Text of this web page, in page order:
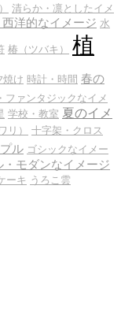
清らか・凛としたイメ
洋的なイメージ 水
椿（ツバキ）
植
焼け 時計・時間 春の
ファンタジックなイメ
学校・教室 夏のイメ
リ）
十字架・クロス
ル ゴシックなイメー
・モダンなイメージ
ーキ うろこ雲